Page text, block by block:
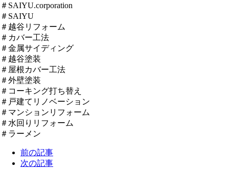
＃SAIYU.corporation
＃SAIYU
＃越谷リフォーム
＃カバー工法
＃金属サイディング
＃越谷塗装
＃屋根カバー工法
＃外壁塗装
＃コーキング打ち替え
＃戸建てリノベーション
＃マンションリフォーム
＃水回りリフォーム
＃ラーメン
前の記事
次の記事